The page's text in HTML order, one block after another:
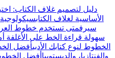
دليل لتصميم غلاف الكتاب:
الأساسية لغلاف الكتاب
سيرفمتى تستخدم خطوط العرض
سهولة قراءة الخط على الأغلفة
الخطوط لنوع كتابك الأدبيأفضل
والفنتازيا، والديستوبيا أفضل